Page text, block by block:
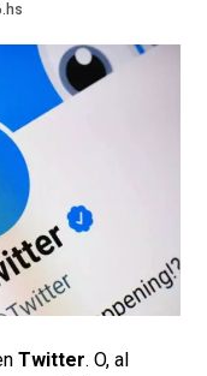
Twitter. O, al